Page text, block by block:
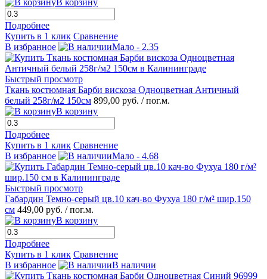
В корзину
Подробнее
Купить в 1 клик Сравнение
В избранное
Мало - 2.35
Быстрый просмотр
Ткань костюмная Барби вискоза Одноцветная Античный
белый 258г/м2 150см 899,00 руб. / пог.м.
В корзину
Подробнее
Купить в 1 клик Сравнение
В избранное
Мало - 4.68
Быстрый просмотр
Габардин Темно-серый цв.10 кач-во Фухуа 180 г/м² шир.150
см 449,00 руб. / пог.м.
В корзину
Подробнее
Купить в 1 клик Сравнение
В избранное
В наличии